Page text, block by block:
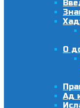
О
Ад